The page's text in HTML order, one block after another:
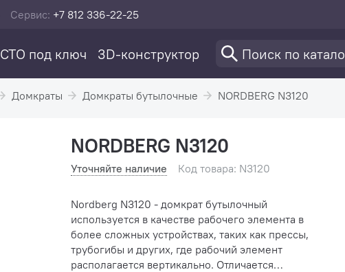
Сервис: +7 812 336-22-25
СТО под ключ 3D-конструктор
Домкраты Домкраты бутылочные NORDBERG N3120
NORDBERG N3120
Уточняйте наличие Код товара: N3120
Nordberg N3120 - домкрат бутылочный
используется в качестве рабочего элемента в
более сложных устройствах, таких как прессы,
трубогибы и других, где рабочий элемент
располагается вертикально. Отличается